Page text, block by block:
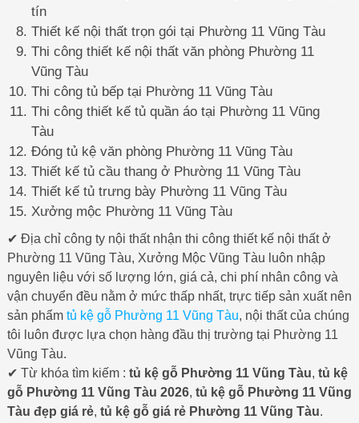
tín
Thiết kế nội thất trọn gói tại Phường 11 Vũng Tàu
Thi công thiết kế nội thất văn phòng Phường 11
Vũng Tàu
Thi công tủ bếp tại Phường 11 Vũng Tàu
Thi công thiết kế tủ quần áo tại Phường 11 Vũng
Tàu
Đóng tủ kệ văn phòng Phường 11 Vũng Tàu
Thiết kế tủ cầu thang ở Phường 11 Vũng Tàu
Thiết kế tủ trưng bày Phường 11 Vũng Tàu
Xưởng mộc Phường 11 Vũng Tàu
✔ Địa chỉ công ty nội thất nhận thi công thiết kế nội thất ở
Phường 11 Vũng Tàu, Xưởng Mộc Vũng Tàu luôn nhập
nguyên liệu với số lượng lớn, giá cả, chi phí nhân công và
vận chuyển đều nằm ở mức thấp nhất, trực tiếp sản xuất nên
sản phẩm tủ kệ gỗ Phường 11 Vũng Tàu, nội thất của chúng
tôi luôn được lựa chọn hàng đầu thị trường tại Phường 11
Vũng Tàu.
✔ Từ khóa tìm kiếm : tủ kệ gỗ Phường 11 Vũng Tàu, tủ kệ
gỗ Phường 11 Vũng Tàu 2026, tủ kệ gỗ Phường 11 Vũng
Tàu đẹp giá rẻ, tủ kệ gỗ giá rẻ Phường 11 Vũng Tàu.